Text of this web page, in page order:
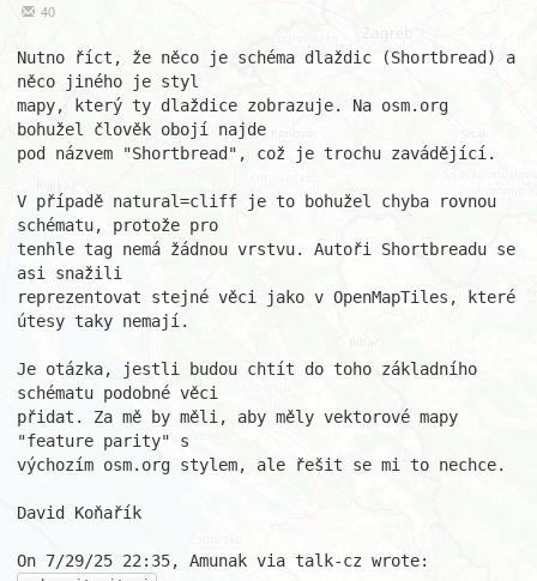
40
Nutno říct, že něco je schéma dlaždic (Shortbread) a
něco jiného je styl
mapy, který ty dlaždice zobrazuje. Na osm.org
bohužel člověk obojí najde
pod názvem "Shortbread", což je trochu zavádějící.
V případě natural=cliff je to bohužel chyba rovnou
schématu, protože pro
tenhle tag nemá žádnou vrstvu. Autoři Shortbreadu se
asi snažili
reprezentovat stejné věci jako v OpenMapTiles, které
útesy taky nemají.
Je otázka, jestli budou chtít do toho základního
schématu podobné věci
přidat. Za mě by měli, aby měly vektorové mapy
"feature parity" s
výchozím osm.org stylem, ale řešit se mi to nechce.
David Koňařík